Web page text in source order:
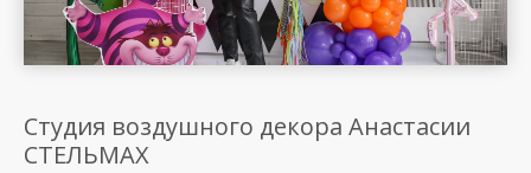
Студия воздушного декора Анастасии
СТЕЛЬМАХ